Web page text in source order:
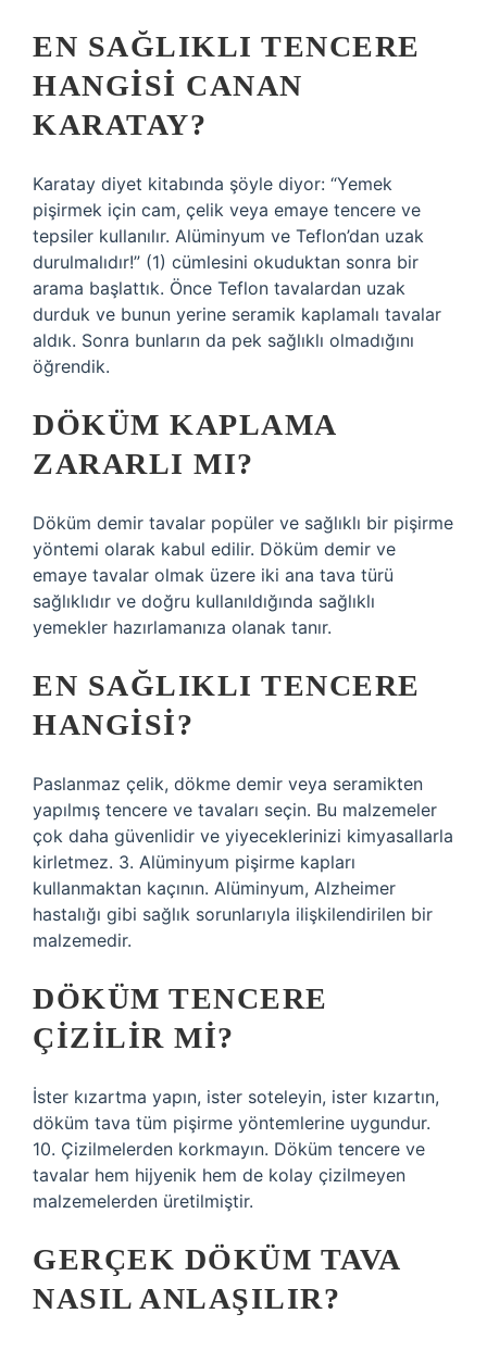
EN SAĞLIKLI TENCERE
HANGISI CANAN
KARATAY?
Karatay diyet kitabında şöyle diyor: “Yemek
pişirmek için cam, çelik veya emaye tencere ve
tepsiler kullanılır. Alüminyum ve Teflon’dan uzak
durulmalıdır!” (1) cümlesini okuduktan sonra bir
arama başlattık. Önce Teflon tavalardan uzak
durduk ve bunun yerine seramik kaplamalı tavalar
aldık. Sonra bunların da pek sağlıklı olmadığını
öğrendik.
DÖKÜM KAPLAMA
ZARARLI MI?
Döküm demir tavalar popüler ve sağlıklı bir pişirme
yöntemi olarak kabul edilir. Döküm demir ve
emaye tavalar olmak üzere iki ana tava türü
sağlıklıdır ve doğru kullanıldığında sağlıklı
yemekler hazırlamanıza olanak tanır.
EN SAĞLIKLI TENCERE
HANGISI?
Paslanmaz çelik, dökme demir veya seramikten
yapılmış tencere ve tavaları seçin. Bu malzemeler
çok daha güvenlidir ve yiyeceklerinizi kimyasallarla
kirletmez. 3. Alüminyum pişirme kapları
kullanmaktan kaçının. Alüminyum, Alzheimer
hastalığı gibi sağlık sorunlarıyla ilişkilendirilen bir
malzemedir.
DÖKÜM TENCERE
ÇIZILIR MI?
İster kızartma yapın, ister soteleyin, ister kızartın,
döküm tava tüm pişirme yöntemlerine uygundur.
10. Çizilmelerden korkmayın. Döküm tencere ve
tavalar hem hijyenik hem de kolay çizilmeyen
malzemelerden üretilmiştir.
GERÇEK DÖKÜM TAVA
NASIL ANLAŞILIR?